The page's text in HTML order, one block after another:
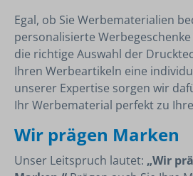
Egal, ob Sie Werbematerialien
personalisierte
die richtige Auswahl der
Ihren Werbeartikeln eine
unserer Expertise sorgen wir
Ihr Werbematerial perfekt zu
Wir prägen Marken
Unser Leitspruch lautet: „Wir